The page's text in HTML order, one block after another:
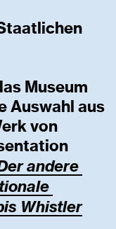
Museum
Auswahl aus
von
andere
Whistler